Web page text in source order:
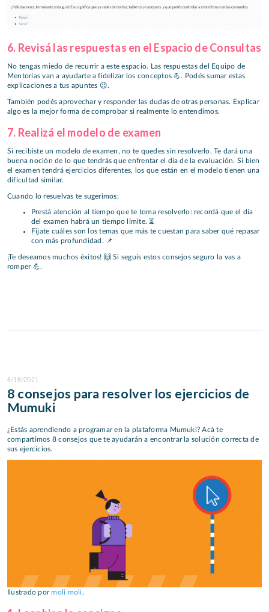
6. Revisá las respuestas en el Espacio de Consultas
No tengas miedo de recurrir a este espacio. Las respuestas del Equipo de
Mentorías van a ayudarte a fidelizar los conceptos 💪. Podés sumar estas
explicaciones a tus apuntes 😉.
También podés aprovechar y responder las dudas de otras personas. Explicar
algo es la mejor forma de comprobar si realmente lo entendimos.
7. Realizá el modelo de examen
Si recibiste un modelo de examen, no te quedes sin resolverlo. Te dará una
buena noción de lo que tendrás que enfrentar el día de la evaluación. Si bien
el examen tendrá ejercicios diferentes, los que están en el modelo tienen una
dificultad similar.
Cuando lo resuelvas te sugerimos:
Prestá atención al tiempo que te toma resolverlo: recordá que el día
del examen habrá un tiempo límite. ⏳
Fijate cuáles son los temas que más te cuestan para saber qué repasar
con más profundidad. 📌
¡Te deseamos muchos éxitos! 🙌 Si seguís estos consejos seguro la vas a
romper 💪.
8/18/2021
8 consejos para resolver los ejercicios de
Mumuki
¿Estás aprendiendo a programar en la plataforma Mumuki? Acá te
compartimos 8 consejos que te ayudarán a encontrar la solución correcta de
sus ejercicios.
Ilustrado pormoli moli .